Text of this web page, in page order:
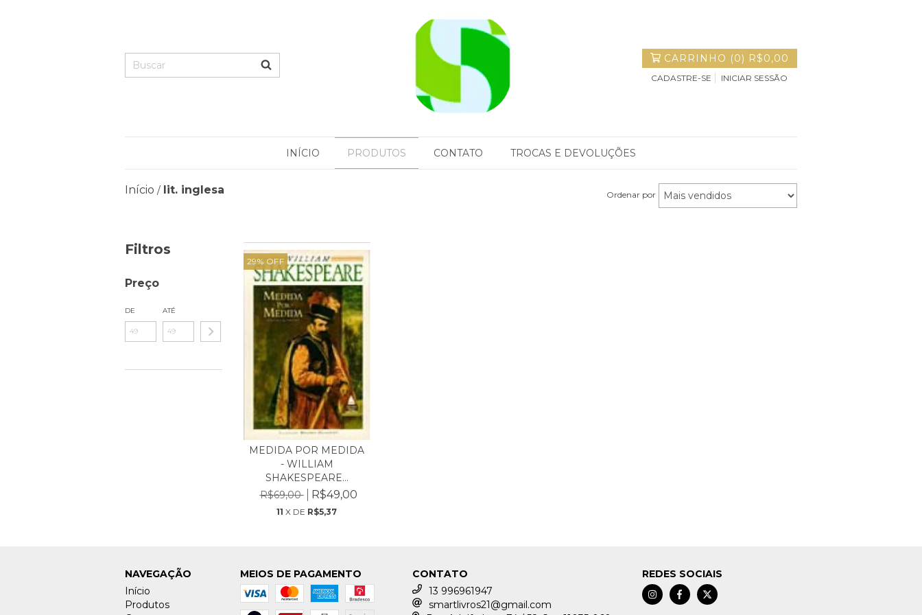
CARRINHO (0) R$0,00
CADASTRE-SE INICIAR SESSÃO
INÍCIO PRODUTOS CONTATO TROCAS E DEVOLUÇÕES
Início / lit. inglesa Ordenar por
Filtros
Preço
DE ATÉ
29% OFF
MEDIDA POR MEDIDA
- WILLIAM
SHAKESPEARE...
R$69,00
R$49,00
11 X DE R$5,37
NAVEGAÇÃO
Início
Produtos
MEIOS DE PAGAMENTO
CONTATO
13 996961947
smartlivros21@gmail.com
REDES SOCIAIS